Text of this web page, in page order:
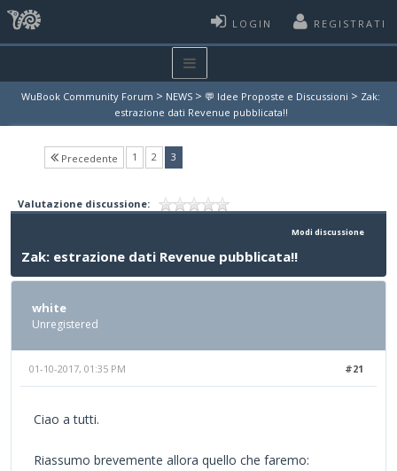
LOGIN REGISTRATI
WuBook Community Forum > NEWS > 💬 Idee Proposte e Discussioni > Zak:
estrazione dati Revenue pubblicata!!
Precedente 1 2 3(current)
Valutazione discussione:
Modi discussione
Zak: estrazione dati Revenue pubblicata!!
white
Unregistered
#21
01-10-2017, 01:35 PM
Ciao a tutti.
Riassumo brevemente allora quello che faremo: